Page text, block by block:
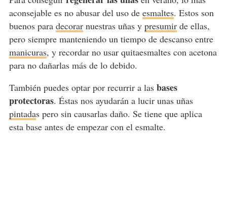
aconsejable es no abusar del uso de esmaltes. Estos son
buenos para decorarnuestras uñas y presumirde ellas,
pero siempre manteniendo un tiempo de descanso entre
manicuras, y recordar no usar quitaesmaltes con acetona
para no dañarlas más de lo debido.
También puedes optar por recurrir a lasbases
protectoras. Éstas nos ayudarán a lucir unas uñas
pintadas pero sin causarlas daño. Se tiene que aplica
esta base antes de empezar con el esmalte.